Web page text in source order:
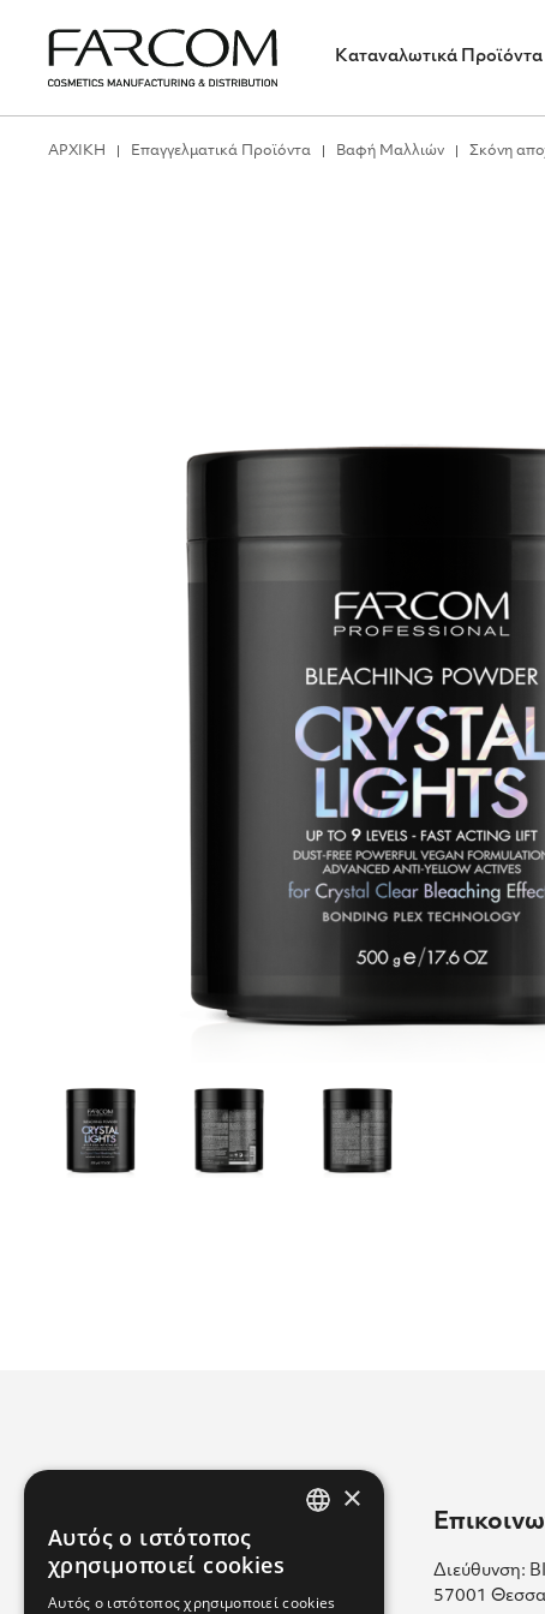
Καταναλωτικά Προϊόντα
ΑΡΧΙΚΗ Επαγγελματικά Προϊόντα Βαφή Μαλλιών Σκόνη
Χρήσιμοι Σύνδεσμοι
Επικοινωνία
Διεύθυνση:
57001
×
Αυτός ο ιστότοπος
χρησιμοποιεί cookies
Αυτός ο ιστότοπος χρησιμοποιεί cookies